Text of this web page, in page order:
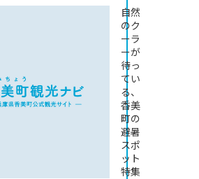
自然
のク
ーラ
ーが
待っ
てい
る、
香美
町の
避暑
スポ
ット
特集